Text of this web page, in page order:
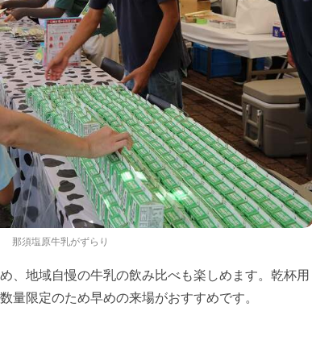
那須塩原牛乳がずらり
、地域自慢の牛乳の飲み比べも楽しめます。乾杯用
量限定のため早めの来場がおすすめです。